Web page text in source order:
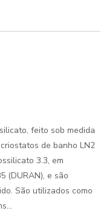
feito sob medida
de banho LN2
3.3, em
(DURAN), e são
São utilizados como